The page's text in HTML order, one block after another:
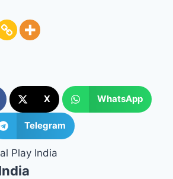
X WhatsApp
Telegram